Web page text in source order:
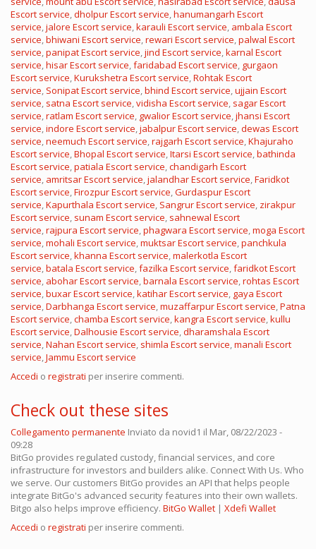
Escort service,dholpur Escort service,hanumangarh Escort
service,jalore Escort service,karauli Escort service, ambala Escort
service,bhiwani Escort service,rewari Escort service,palwal Escort
service,panipat Escort service,jind Escort service,karnal Escort
service,hisar Escort service,faridabad Escort service, gurgaon
Escort service,Kurukshetra Escort service,Rohtak Escort
service, Sonipat Escort service,bhind Escort service,ujjain Escort
service, satna Escort service,vidisha Escort service, sagar Escort
service,ratlam Escort service, gwalior Escort service,jhansi Escort
service,indore Escort service,jabalpur Escort service,dewas Escort
service,neemuch Escort service,rajgarh Escort service,Khajuraho
Escort service,Bhopal Escort service,Itarsi Escort service,bathinda
Escort service,patiala Escort service,chandigarh Escort
service, amritsar Escort service,jalandhar Escort service,Faridkot
Escort service,Firozpur Escort service,Gurdaspur Escort
service,Kapurthala Escort service, Sangrur Escort service, zirakpur
Escort service, sunam Escort service, sahnewal Escort
service,rajpura Escort service,phagwara Escort service,moga Escort
service,mohali Escort service,muktsar Escort service,panchkula
Escort service,khanna Escort service,malerkotla Escort
service,batala Escort service,fazilka Escort service,faridkot Escort
service, abohar Escort service,barnala Escort service,rohtas Escort
service,buxar Escort service,katihar Escort service, gaya Escort
service,Darbhanga Escort service,muzaffarpur Escort service,Patna
Escort service,chamba Escort service,kangra Escort service,kullu
Escort service,Dalhousie Escort service,dharamshala Escort
service,Nahan Escort service, shimla Escort service,manali Escort
service,Jammu Escort service
Accedi o registrati per inserire commenti.
Check out these sites
Collegamento permanente Inviato da novid1 il Mar, 08/22/2023 -
09:28
BitGo provides regulated custody, financial services, and core
infrastructure for investors and builders alike. Connect With Us. Who
we serve. Our customers BitGo provides an API that helps people
integrate BitGo's advanced security features into their own wallets.
Bitgo also helps improve efficiency. BitGo Wallet | Xdefi Wallet
Accedi o registrati per inserire commenti.